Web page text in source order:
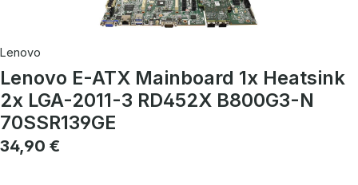
Lenovo
Lenovo E-ATX Mainboard 1x Heatsink
2x LGA-2011-3 RD452X B800G3-N
70SSR139GE
Regulärer Preis:
34,90 €